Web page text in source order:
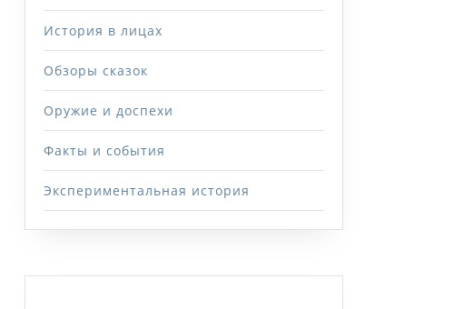
История в лицах
Обзоры сказок
Оружие и доспехи
Факты и события
Экспериментальная история